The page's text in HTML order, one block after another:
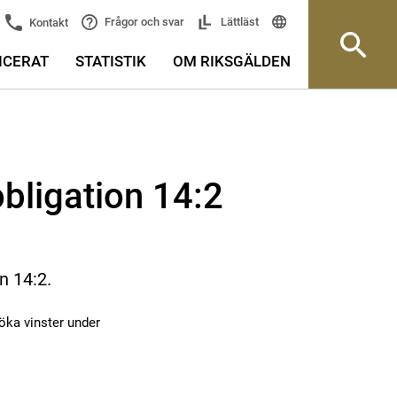
Kontakt Frågor och svar Lättläst
STATISTIK OM RIKSGÄLDEN
14:2
14:2.
vinster under